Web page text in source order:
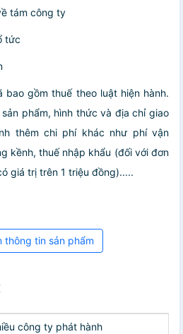
tám công ty
tức
bao gồm thuế theo luật hiện hành.
phẩm, hình thức và địa chỉ giao
thêm chi phí khác như phí vận
kềnh, thuế nhập khẩu (đối với đơn
giá trị trên 1 triệu đồng).....
thông tin sản phẩm
công ty phát hành